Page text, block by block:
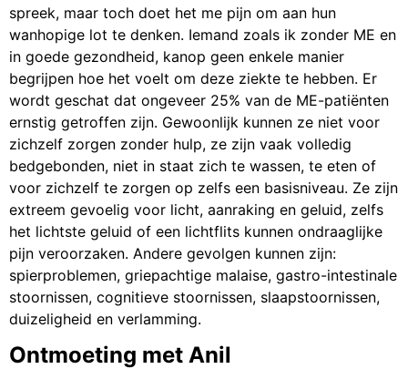
spreek, maar toch doet het me pijn om aan hun
wanhopige lot te denken. Iemand zoals ik zonder ME en
in goede gezondheid, kanop geen enkele manier
begrijpen hoe het voelt om deze ziekte te hebben. Er
wordt geschat dat ongeveer 25% van de ME-patiënten
ernstig getroffen zijn. Gewoonlijk kunnen ze niet voor
zichzelf zorgen zonder hulp, ze zijn vaak volledig
bedgebonden, niet in staat zich te wassen, te eten of
voor zichzelf te zorgen op zelfs een basisniveau. Ze zijn
extreem gevoelig voor licht, aanraking en geluid, zelfs
het lichtste geluid of een lichtflits kunnen ondraaglijke
pijn veroorzaken. Andere gevolgen kunnen zijn:
spierproblemen, griepachtige malaise, gastro-intestinale
stoornissen, cognitieve stoornissen, slaapstoornissen,
duizeligheid en verlamming.
Ontmoeting met Anil